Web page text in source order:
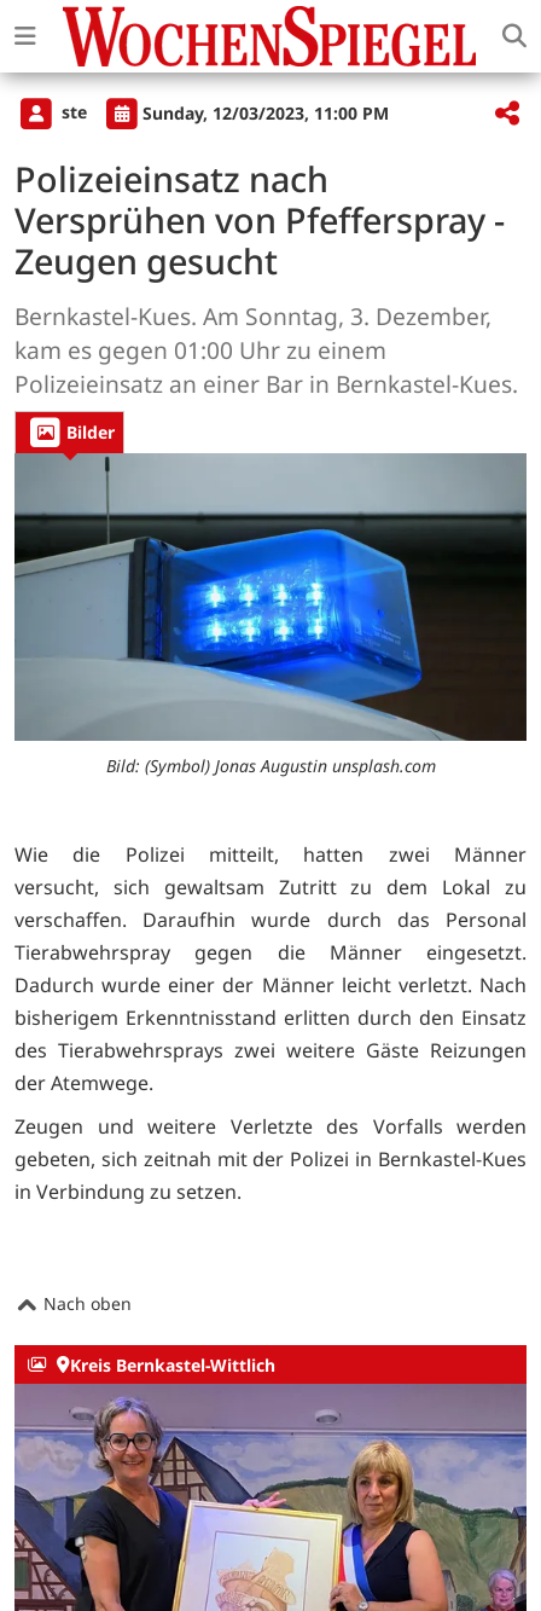
ste Sunday, 12/03/2023, 11:00 PM
Polizeieinsatz nach
Versprühen von Pfefferspray -
Zeugen gesucht
Bernkastel-Kues. Am Sonntag, 3. Dezember,
kam es gegen 01:00 Uhr zu einem
Polizeieinsatz an einer Bar in Bernkastel-Kues.
Bilder
Bild: (Symbol) Jonas Augustin unsplash.com
Wie die Polizei mitteilt, hatten zwei Männer
versucht, sich gewaltsam Zutritt zu dem Lokal zu
verschaffen. Daraufhin wurde durch das Personal
Tierabwehrspray gegen die Männer eingesetzt.
Dadurch wurde einer der Männer leicht verletzt. Nach
bisherigem Erkenntnisstand erlitten durch den Einsatz
des Tierabwehrsprays zwei weitere Gäste Reizungen
der Atemwege.
Zeugen und weitere Verletzte des Vorfalls werden
gebeten, sich zeitnah mit der Polizei in Bernkastel-Kues
in Verbindung zu setzen.
Nach oben
Kreis Bernkastel-Wittlich